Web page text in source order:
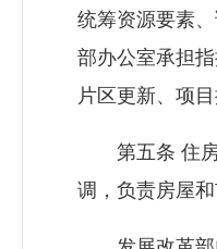
统筹资源要素
部办公室承担
片区更新、项
第五条 住房
调，负责房屋